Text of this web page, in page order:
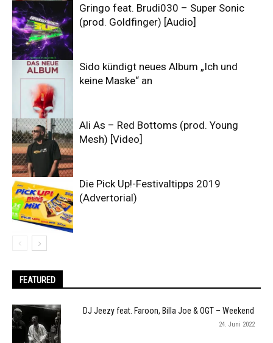
Gringo feat. Brudi030 – Super Sonic
(prod. Goldfinger) [Audio]
Sido kündigt neues Album „Ich und
keine Maske“ an
Ali As – Red Bottoms (prod. Young
Mesh) [Video]
Die Pick Up!-Festivaltipps 2019
(Advertorial)
FEATURED
DJ Jeezy feat. Faroon, Billa Joe & OGT – Weekend
24. Juni 2022